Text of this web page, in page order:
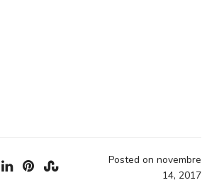
Posted on novembre
14, 2017